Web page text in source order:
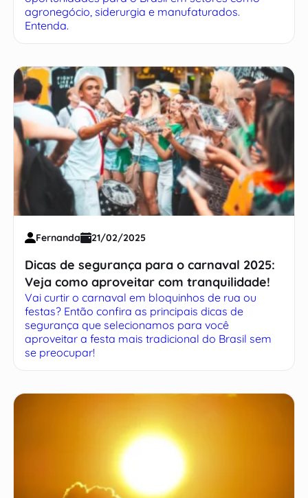
agronegócio, siderurgia e manufaturados.
Entenda.
Fernanda 21/02/2025
Dicas de segurança para o carnaval 2025:
Veja como aproveitar com tranquilidade!
Vai curtir o carnaval em bloquinhos de rua ou
festas? Então confira as principais dicas de
segurança que selecionamos para você
aproveitar a festa mais tradicional do Brasil sem
se preocupar!